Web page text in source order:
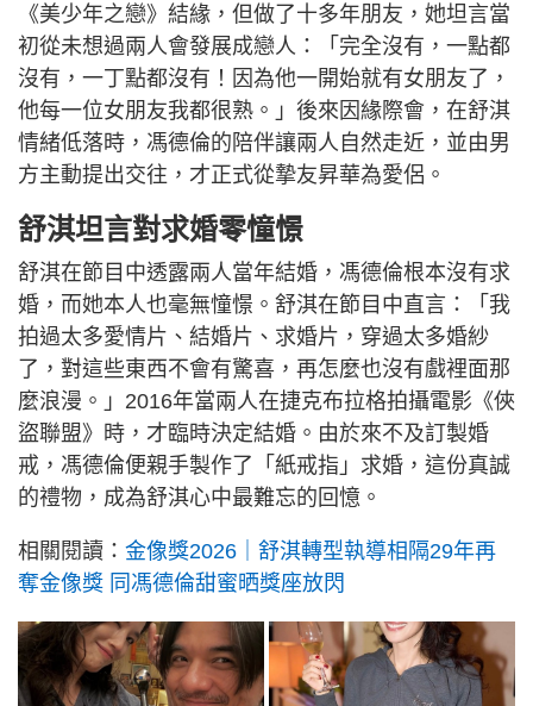
《美少年之戀》結緣，但做了十多年朋友，她坦言當
初從未想過兩人會發展成戀人：「完全沒有，一點都
沒有，一丁點都沒有！因為他一開始就有女朋友了，
他每一位女朋友我都很熟。」後來因緣際會，在舒淇
情緒低落時，馮德倫的陪伴讓兩人自然走近，並由男
方主動提出交往，才正式從摯友昇華為愛侶。
舒淇坦言對求婚零憧憬
舒淇在節目中透露兩人當年結婚，馮德倫根本沒有求
婚，而她本人也毫無憧憬。舒淇在節目中直言：「我
拍過太多愛情片、結婚片、求婚片，穿過太多婚紗
了，對這些東西不會有驚喜，再怎麼也沒有戲裡面那
麼浪漫。」2016年當兩人在捷克布拉格拍攝電影《俠
盜聯盟》時，才臨時決定結婚。由於來不及訂製婚
戒，馮德倫便親手製作了「紙戒指」求婚，這份真誠
的禮物，成為舒淇心中最難忘的回憶。
相關閱讀： 金像獎2026｜舒淇轉型執導相隔29年再
奪金像獎 同馮德倫甜蜜晒獎座放閃